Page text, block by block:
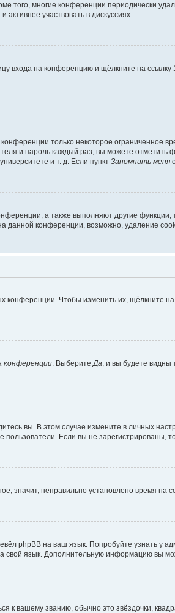
того, многие конференции периодически
участвовать в дискуссиях.
входа на конференцию и щёлкните на ссылку
только некоторое ограниченное
и пароль каждый раз, вы можете отметить
и т. д. Если пункт Запомнить меня
а также выполняют другие
данной конференции, возможно, удаление
конференции. Чтобы изменить их, щёлкните
конференции. ВыберитеДа, и вы будете видны
вы. В этом случае измените в личных
пользователи. Если вы не зарегистрированы,
значит, неправильно установлено время
phpBB на ваш язык. Попробуйте узнать у
свой язык. Дополнительную информацию вы
к вашему званию, обычно это звёздочки,